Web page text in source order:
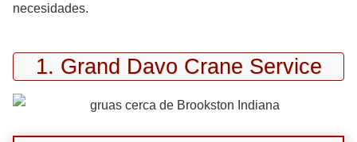
necesidades.
1. Grand Davo Crane Service